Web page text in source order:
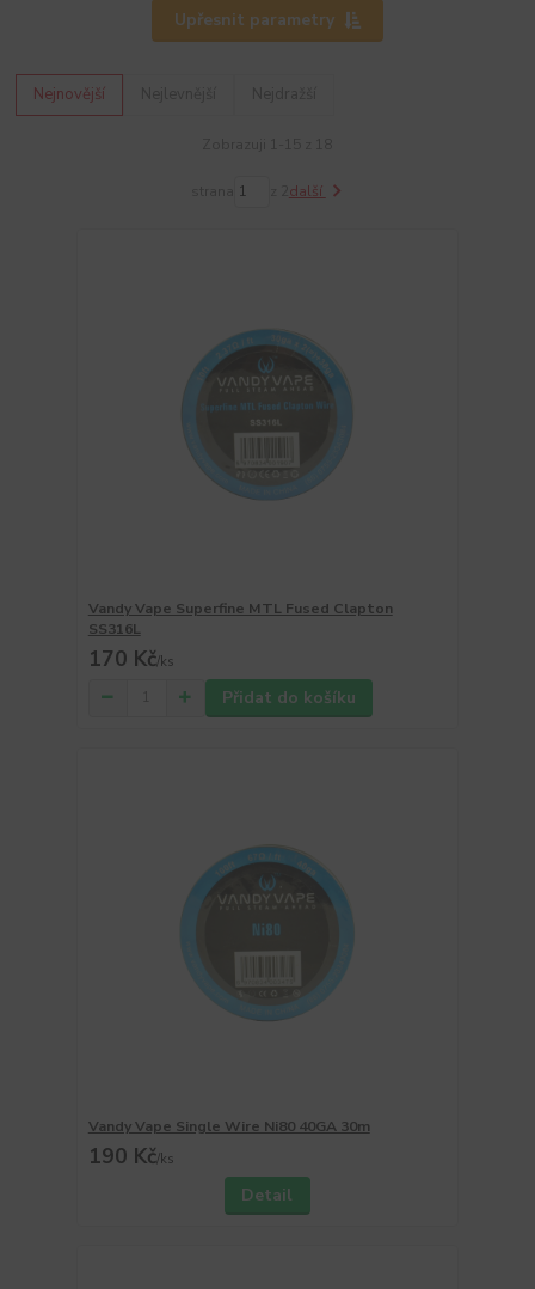
Upřesnit parametry
Nejnovější
další
Vandy Vape Superfine MTL Fused Clapton
SS316L
170 Kč/ks
Přidat do košíku
Vandy Vape Single Wire Ni80 40GA 30m
190 Kč/ks
Detail